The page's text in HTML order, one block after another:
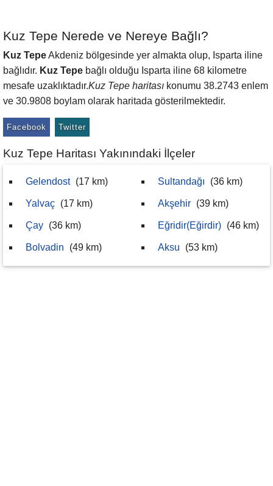
Kuz Tepe Nerede ve Nereye Bağlı?
Kuz TepeAkdeniz bölgesinde yer almakta olup, Isparta iline
bağlıdır. Kuz Tepe bağlı olduğu Isparta iline 68 kilometre
mesafe uzaklıktadır.Kuz Tepe haritası konumu 38.2743 enlem
ve 30.9808 boylam olarak haritada gösterilmektedir.
Facebook Twitter
Kuz Tepe Haritası Yakınındaki İlçeler
Gelendost (17 km)
Yalvaç (17 km)
Çay (36 km)
Bolvadin (49 km)
Sultandağı (36 km)
Akşehir (39 km)
Eğridir(Eğirdir) (46 km)
Aksu (53 km)